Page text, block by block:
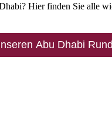
Hier finden Sie alle
Abu Dhabi